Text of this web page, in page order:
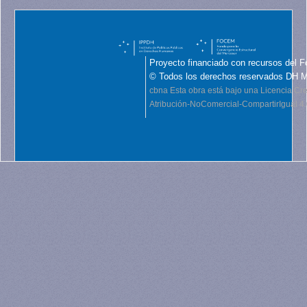
Proyecto financiado con recursos del
© Todos los derechos reservados DH
cbna Esta obra está bajo una Licencia
Atribución-NoComercial-CompartirIgual